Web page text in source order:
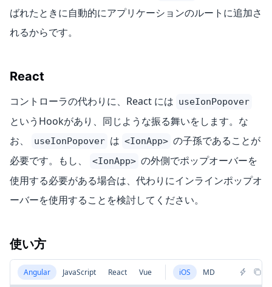
ばれたときに自動的にアプリケーションのルートに追加さ
れるからです。
React
コントローラの代わりに、React には useIonPopover
というHookがあり、同じような振る舞いをします。な
お、
useIonPopover は <IonApp> の子孫であることが
必要です。もし、
<IonApp> の外側でポップオーバーを
使用する必要がある場合は、代わりにインラインポップオ
ーバーを使用することを検討してください。
使い方
Angular JavaScript React Vue iOS MD